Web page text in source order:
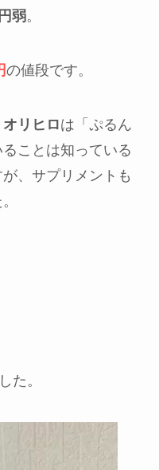
弱。
の値段です。
オリヒロは「ぷるん
ことは知っている
、サプリメントも
た。